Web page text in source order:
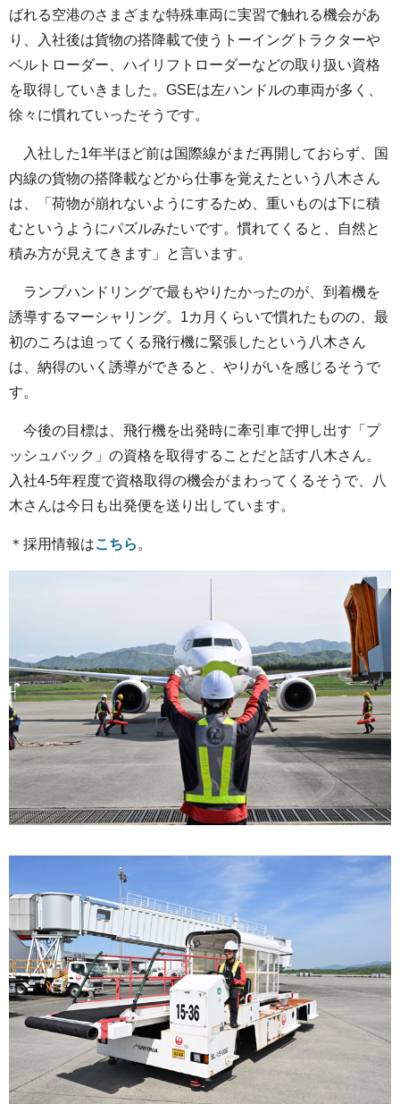
ばれる空港のさまざまな特殊車両に実習で触れる機会があ
り、入社後は貨物の搭降載で使うトーイングトラクターや
ベルトローダー、ハイリフトローダーなどの取り扱い資格
を取得していきました。GSEは左ハンドルの車両が多く、
徐々に慣れていったそうです。
入社した1年半ほど前は国際線がまだ再開しておらず、国
内線の貨物の搭降載などから仕事を覚えたという八木さん
は、「荷物が崩れないようにするため、重いものは下に積
むというようにパズルみたいです。慣れてくると、自然と
積み方が見えてきます」と言います。
ランプハンドリングで最もやりたかったのが、到着機を
誘導するマーシャリング。1カ月くらいで慣れたものの、最
初のころは迫ってくる飛行機に緊張したという八木さん
は、納得のいく誘導ができると、やりがいを感じるそうで
す。
今後の目標は、飛行機を出発時に牽引車で押し出す「プ
ッシュバック」の資格を取得することだと話す八木さん。
入社4-5年程度で資格取得の機会がまわってくるそうで、八
木さんは今日も出発便を送り出しています。
＊採用情報はこちら 。